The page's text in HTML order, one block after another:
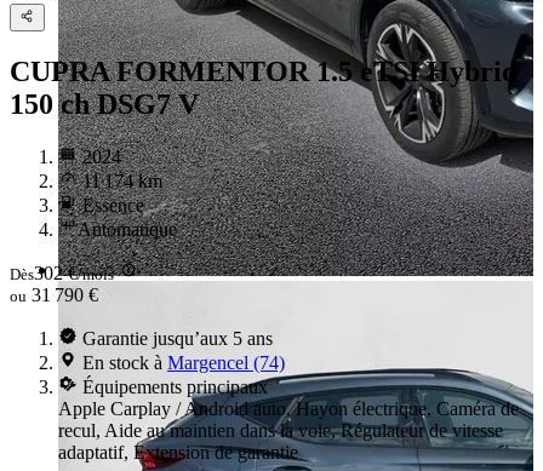
CUPRA FORMENTOR1.5 eTSI Hybrid
150 ch DSG7 V
2024
11 174 km
Essence
Automatique
Dès302 €/mois
ou 31 790 €
Garantie jusqu’aux 5 ans
En stock à Margencel (74)
Équipements principaux
Apple Carplay / Android auto, Hayon électrique, Caméra de
recul, Aide au maintien dans la voie, Régulateur de vitesse
adaptatif, Extension de garantie